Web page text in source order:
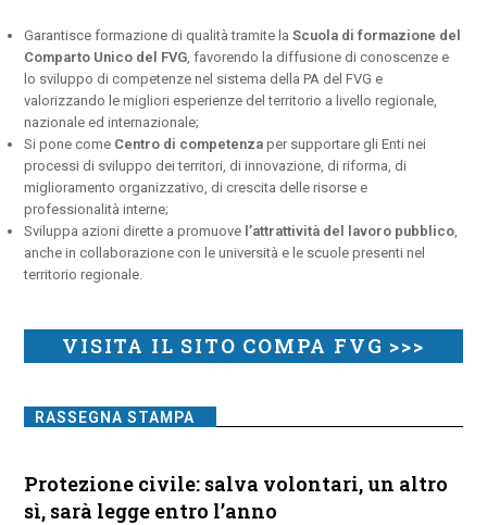
Garantisce formazione di qualità tramite laScuola di formazione del
Comparto Unico del FVG , favorendo la diffusione di conoscenze e
lo sviluppo di competenze nel sistema della PA del FVG e
valorizzando le migliori esperienze del territorio a livello regionale,
nazionale ed internazionale;
Si pone come Centro di competenza per supportare gli Enti nei
processi di sviluppo dei territori, di innovazione, di riforma, di
miglioramento organizzativo, di crescita delle risorse e
professionalità interne;
Sviluppa azioni dirette a promuove l’attrattività del lavoro pubblico
anche in collaborazione con le università e le scuole presenti nel
territorio regionale.
VISITA IL SITO COMPA FVG >>>
RASSEGNA STAMPA
Protezione civile: salva volontari, un altro
sì, sarà legge entro l’anno